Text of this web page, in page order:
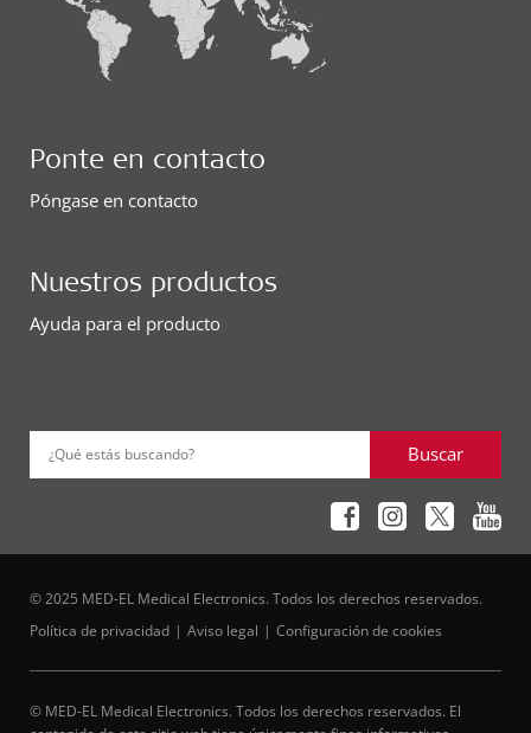
Ponte en contacto
Póngase en contacto
Nuestros productos
Ayuda para el producto
¿Qué estás buscando? Buscar
© 2025 MED-EL Medical Electronics. Todos los derechos reservados.
Política de privacidad
Aviso legal Configuración de cookies
© MED-EL Medical Electronics. Todos los derechos reservados. El